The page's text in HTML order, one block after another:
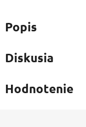
Popis
Diskusia
Hodnotenie